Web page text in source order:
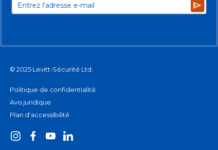
© 2025 Levitt-Sécurité Ltd.
Politique de confidentialité
Avis juridique
Plan d'accessibilité